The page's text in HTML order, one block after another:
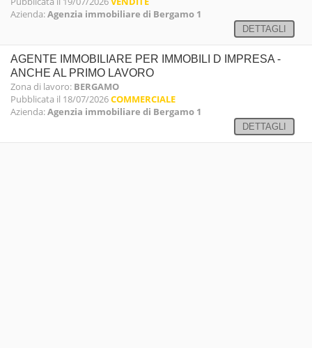
Azienda:Agenzia immobiliare di Bergamo 1
DETTAGLI
AGENTE IMMOBILIARE PER IMMOBILI D IMPRESA -
ANCHE AL PRIMO LAVORO
Zona di lavoro: BERGAMO
Pubblicata il 18/07/2026COMMERCIALE
Azienda:Agenzia immobiliare di Bergamo 1
DETTAGLI